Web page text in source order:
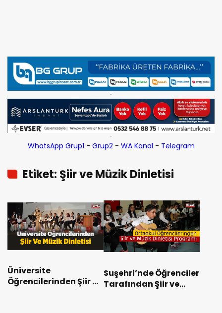
WhatsApp Grup1 - Grup2- WA Kanal - Telegram
Etiket: Şiir ve Müzik Dinletisi
Üniversite
Öğrencilerinden Şiir Ve
Suşehri’nde Öğrenciler
Tarafından Şiir ve